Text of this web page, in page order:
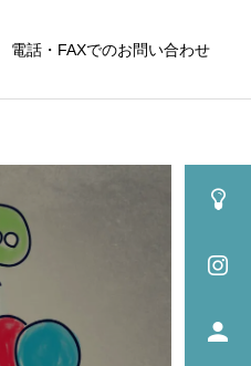
電話・FAXでのお問い合わせ